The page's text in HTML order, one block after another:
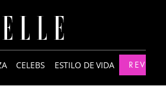
CELEBS ESTILO DE VIDA